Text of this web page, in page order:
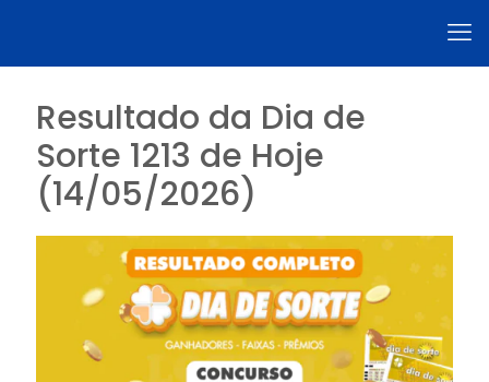
Resultado da Dia de
Sorte 1213 de Hoje
(14/05/2026)